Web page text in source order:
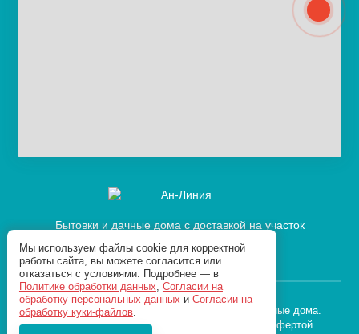
Бытовки и дачные дома с доставкой на участок
© ООО «Ан-Линия», 2010 - 2026. Бытовки и дачные дома.
Информация на сайте не является публичной офертой.
Мы используем файлы cookie для корректной
работы сайта, вы можете согласится или
отказаться с условиями. Подробнее — в
Политике обработки данных, Согласии на
обработку персональных данных и Согласии на
обработку куки-файлов.